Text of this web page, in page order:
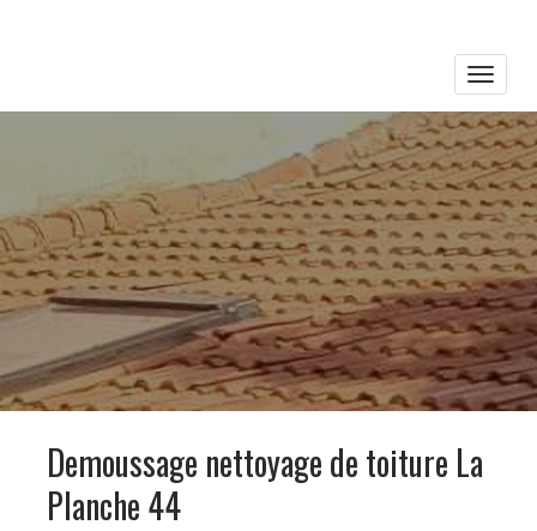
Toggle
Demoussage nettoyage de toiture La
Planche 44